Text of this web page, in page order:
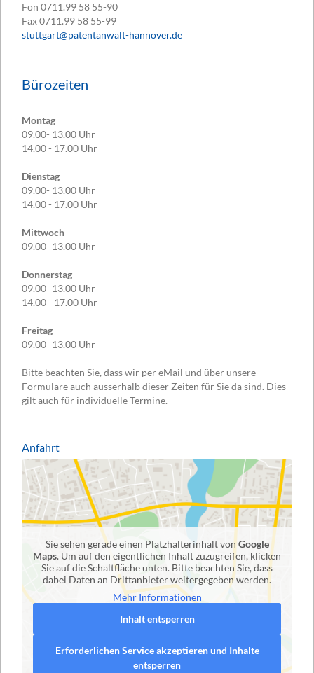
Fon 0711.99 58 55-90
Fax0711.99 58 55-99
stuttgart@patentanwalt-hannover.de
Bürozeiten
Montag
09.00- 13.00 Uhr
14.00 - 17.00 Uhr
Dienstag
09.00- 13.00 Uhr
14.00 - 17.00 Uhr
Mittwoch
09.00- 13.00 Uhr
Donnerstag
09.00- 13.00 Uhr
14.00 - 17.00 Uhr
Freitag
09.00- 13.00 Uhr
Bitte beachten Sie, dass wir per eMail und über unsere
Formulare auch ausserhalb dieser Zeiten für Sie da sind. Dies
gilt auch für individuelle Termine.
Anfahrt
Sie sehen gerade einen Platzhalterinhalt von Google
Maps. Um auf den eigentlichen Inhalt zuzugreifen, klicken
Sie auf die Schaltfläche unten. Bitte beachten Sie, dass
dabei Daten an Drittanbieter weitergegeben werden.
Mehr Informationen
Inhalt entsperren
Erforderlichen Service akzeptieren und Inhalte
entsperren